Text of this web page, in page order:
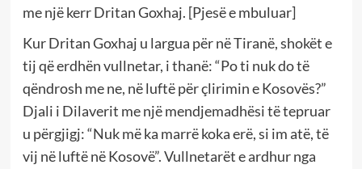
me një kerr Dritan Goxhaj. [Pjesë e mbuluar]
Kur Dritan Goxhaj u largua për në Tiranë, shokët e
tij që erdhën vullnetar, i thanë: “Po ti nuk do të
qëndrosh me ne, në luftë për çlirimin e Kosovës?”
Djali i Dilaverit me një mendjemadhësi të tepruar
u përgjigj: “Nuk më ka marrë koka erë, si im atë, të
vij në luftë në Kosovë”. Vullnetarët e ardhur nga